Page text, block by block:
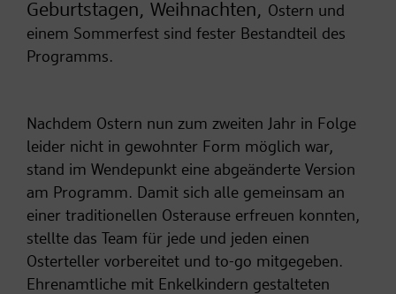
Geburtstagen, Weihnachten, Ostern und
einem Sommerfest sind fester Bestandteil des
Programms.
Nachdem Ostern nun zum zweiten Jahr in Folge
leider nicht in gewohnter Form möglich war,
stand im Wendepunkt eine abgeänderte Version
am Programm. Damit sich alle gemeinsam an
einer traditionellen Osterause erfreuen konnten,
stellte das Team für jede und jeden einen
Osterteller vorbereitet und to-go mitgegeben.
Ehrenamtliche mit Enkelkindern gestalteten